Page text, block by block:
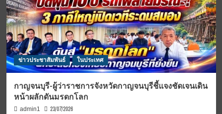
ข่าวประชาสัมพันธ์ ในประเทศ
กาญจนบุรี-ผู้ว่าราชการจังหวัดกาญจนบุรีชี้แจงชัดเจนเดิน
หน้าผลักดันมรดกโลก
admin1 23/07/2026